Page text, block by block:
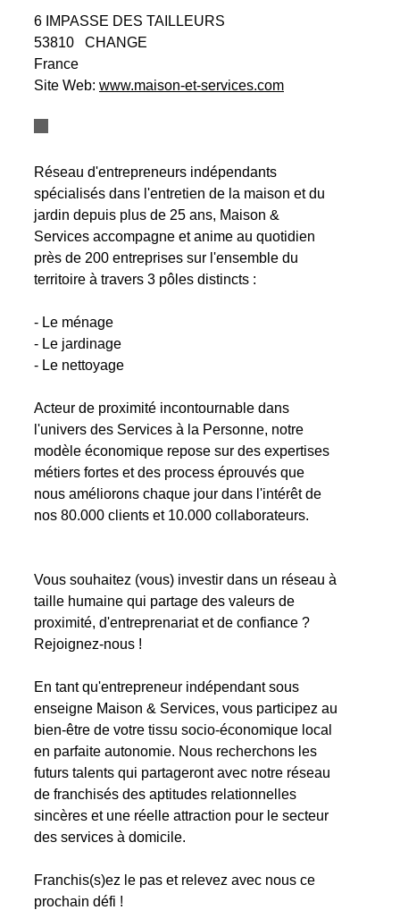
6 IMPASSE DES TAILLEURS
53810
CHANGE
France
Site Web: www.maison-et-services.com
Réseau d'entrepreneurs indépendants
spécialisés dans l'entretien de la maison et du
jardin depuis plus de 25 ans, Maison &
Services accompagne et anime au quotidien
près de 200 entreprises sur l'ensemble du
territoire à travers 3 pôles distincts :
- Le ménage
- Le jardinage
- Le nettoyage
Acteur de proximité incontournable dans
l'univers des Services à la Personne, notre
modèle économique repose sur des expertises
métiers fortes et des process éprouvés que
nous améliorons chaque jour dans l'intérêt de
nos 80.000 clients et 10.000 collaborateurs.
Vous souhaitez (vous) investir dans un réseau à
taille humaine qui partage des valeurs de
proximité, d'entreprenariat et de confiance ?
Rejoignez-nous !
En tant qu'entrepreneur indépendant sous
enseigne Maison & Services, vous participez au
bien-être de votre tissu socio-économique local
en parfaite autonomie. Nous recherchons les
futurs talents qui partageront avec notre réseau
de franchisés des aptitudes relationnelles
sincères et une réelle attraction pour le secteur
des services à domicile.
Franchis(s)ez le pas et relevez avec nous ce
prochain défi !